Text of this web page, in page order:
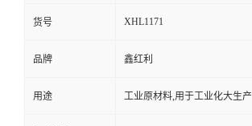
货号 XHL1171
品牌 鑫红利
用途 工业原材料,用于工业化大生产